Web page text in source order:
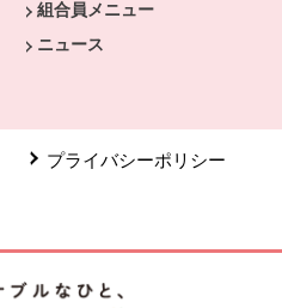
組合員メニュー
ニュース
プライバシーポリシー